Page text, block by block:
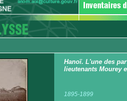
Hanoï. L'une des
lieutenants Mourey
1895-1899